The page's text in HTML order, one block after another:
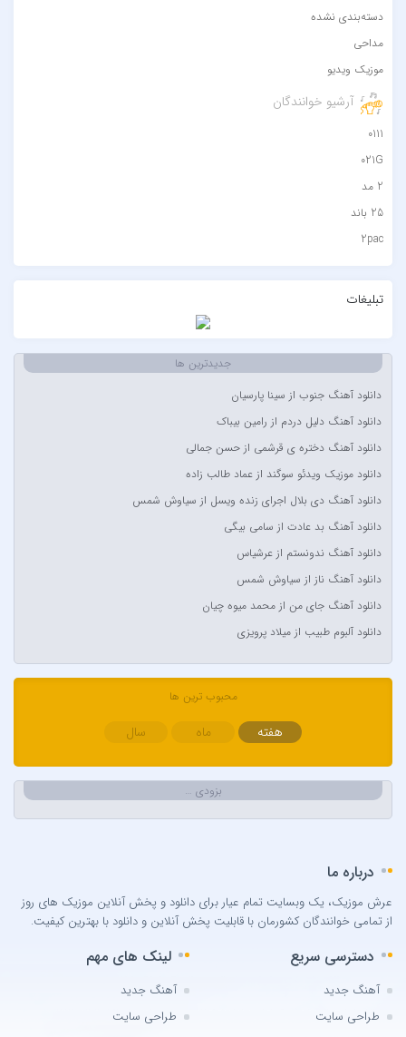
دسته‌بندی نشده
مداحی
موزیک ویدیو
آرشیو خوانندگان
0111
021G
2 مد
25 باند
2pac
۷ بند
Afra
AFROJACK
Ahmadreza Habibiyan
Akon
Alexandra Stan
Amir Khalvat
Andre Schnura & Timmy Trumpet & Alexandra Stan
Anyma Ellie Goulding
Arsha Michaels
Aşkın Nur Yengi
Ava Max
Bebe Rexha
Bengü
Berkay
Bilal Sonses & Çağın
Bilal Sonses & Deniz Toprak
Burak Buluk & Zara & Kurtuluş Kuş
Burak Bulut
Can Bonomo
Cenk Türk
تبلیغات
جدیدترین ها
دانلود آهنگ جنوب از سینا پارسیان
دانلود آهنگ دلیل دردم از رامین بیباک
دانلود آهنگ دختره ی قرشمی از حسن جمالی
دانلود موزیک ویدئو سوگند از عماد طالب زاده
دانلود آهنگ دی بلال اجرای زنده ویسل از سیاوش شمس
دانلود آهنگ بد عادت از سامی بیگی
دانلود آهنگ ندونستم از عرشیاس
دانلود آهنگ ناز از سیاوش شمس
دانلود آهنگ جای من از محمد میوه چیان
دانلود آلبوم طبیب از میلاد پرویزی
محبوب ترین ها
هفته ماه سال
بزودی …
درباره ما
عرش موزیک، یک وبسایت تمام عیار برای دانلود و پخش آنلاین موزیک های روز
از تمامی خوانندگان کشورمان با قابلیت پخش آنلاین و دانلود با بهترین کیفیت.
دسترسی سریع
آهنگ جدید
طراحی سایت
لینک های مهم
آهنگ جدید
طراحی سایت